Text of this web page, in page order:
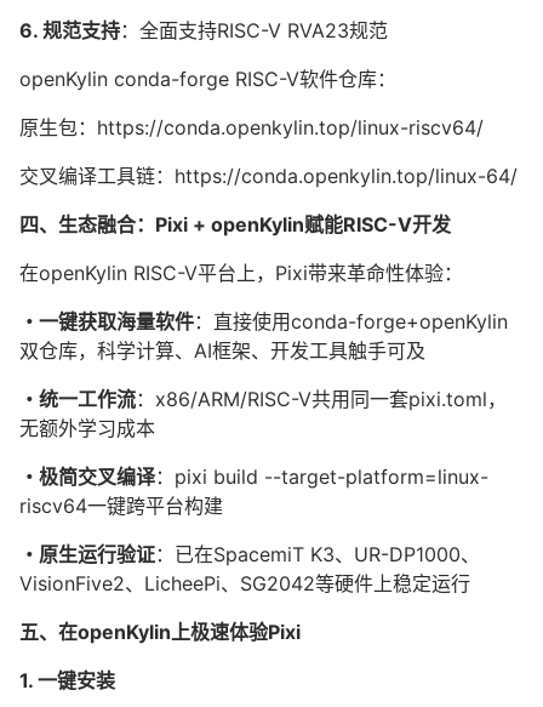
6. 规范支持：全面支持RISC-V RVA23规范
openKylin conda-forge RISC-V软件仓库：
原生包：https://conda.openkylin.top/linux-riscv64/
交叉编译工具链：https://conda.openkylin.top/linux-64/
四、生态融合：Pixi + openKylin赋能RISC-V开发
在openKylin RISC-V平台上，Pixi带来革命性体验：
・一键获取海量软件：直接使用conda-forge+openKylin
双仓库，科学计算、AI框架、开发工具触手可及
・统一工作流：x86/ARM/RISC-V共用同一套pixi.toml，
无额外学习成本
・极简交叉编译：pixi build --target-platform=linux-
riscv64一键跨平台构建
・原生运行验证：已在SpacemiT K3、UR-DP1000、
VisionFive2、LicheePi、SG2042等硬件上稳定运行
五、在openKylin上极速体验Pixi
1. 一键安装